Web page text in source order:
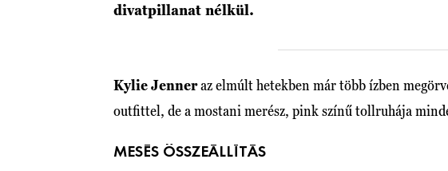
divatpillanat nélkül.
Kylie Jenneraz elmúlt hetekben már több ízben
outfittel, de a mostani merész, pink színű tollruhája
MESÉS ÖSSZEÁLLÍTÁS